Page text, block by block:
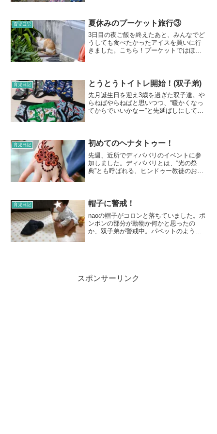
夏、子どもた...
育児日記 夏休みのプーケット旅行③
3日目の夜ご飯を終えたあと、みんなでど
うしても食べたかったアイスを買いに行
きました。こちら！プーケットではほん
うに、アイスを冷たい石...
育児日記 とうとうトイトレ開始！(双子弟)
先月誕生日を迎え3歳を過ぎた双子達。や
らねばやらねばと思いつつ、“暖かくなっ
てからでいいかなー”と先延ばしにしてい
まぁそこまで拒否...
育児日記 初めてのヘナタトゥー！
先週、近所でディパバリのイベントに参
加しました。ディパバリとは、“光の祭
典”とも呼ばれる、ヒンドゥー教徒のお正
にいわわれるそうです！近...
育児日記 帽子に警戒！
naoの帽子がコロンと落ちていました。ポ
ンポンの部分が動物か何かと思ったの
か、双子弟が警戒中。パペットのように
スポンサーリンク